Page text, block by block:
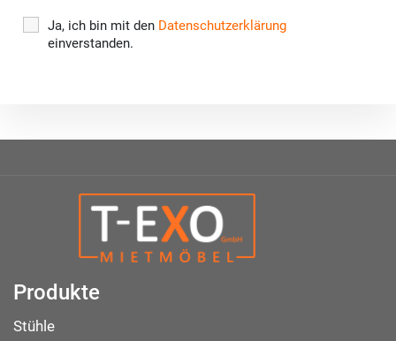
Ja, ich bin mit den Datenschutzerklärung
einverstanden.
Produkte
Stühle